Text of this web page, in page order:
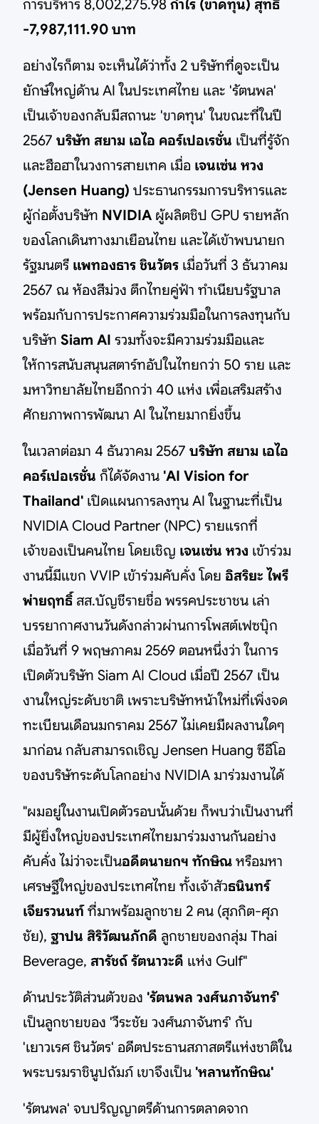
การบริหาร 8,002,275.98 กำไร (ขาดทุน) สุทธิ
-7,987,111.90 บาท
อย่างไรก็ตาม จะเห็นได้ว่าทั้ง 2 บริษัทที่ดูจะเป็น
ยักษ์ใหญ่ด้าน AI ในประเทศไทย และ 'รัตนพล'
เป็นเจ้าของกลับมีสถานะ 'ขาดทุน' ในขณะที่ในปี
2567 บริษัท สยาม เอไอ คอร์เปอเรชั่น เป็นที่รู้จัก
และฮือฮาในวงการสายเทค เมื่อ เจนเซ่น หวง
(Jensen Huang) ประธานกรรมการบริหารและ
ผู้ก่อตั้งบริษัท NVIDIA ผู้ผลิตชิป GPU รายหลัก
ของโลกเดินทางมาเยือนไทย และได้เข้าพบนายก
รัฐมนตรี แพทองธาร ชินวัตร เมื่อวันที่ 3 ธันวาคม
2567 ณ ห้องสีม่วง ตึกไทยคู่ฟ้า ทำเนียบรัฐบาล
พร้อมกับการประกาศความร่วมมือในการลงทุนกับ
บริษัท Siam AI รวมทั้งจะมีความร่วมมือและ
ให้การสนับสนุนสตาร์ทอัปในไทยกว่า 50 ราย และ
มหาวิทยาลัยไทยอีกกว่า 40 แห่ง เพื่อเสริมสร้าง
ศักยภาพการพัฒนา AI ในไทยมากยิ่งขึ้น
ในเวลาต่อมา 4 ธันวาคม 2567 บริษัท สยาม เอไอ
คอร์เปอเรชั่น ก็ได้จัดงาน 'AI Vision for
Thailand' เปิดแผนการลงทุน AI ในฐานะที่เป็น
NVIDIA Cloud Partner (NPC) รายแรกที่
เจ้าของเป็นคนไทย โดยเชิญ เจนเซ่น หวง เข้าร่วม
งานนี้มีแขก VVIP เข้าร่วมคับคั่ง โดย อิสริยะ ไพรี
พ่ายฤทธิ์ สส.บัญชีรายชื่อ พรรคประชาชน เล่า
บรรยากาศงานวันดังกล่าวผ่านการโพสต์เฟซบุ๊ก
เมื่อวันที่ 9 พฤษภาคม 2569 ตอนหนึ่งว่า ในการ
เปิดตัวบริษัท Siam AI Cloud เมื่อปี 2567 เป็น
งานใหญ่ระดับชาติ เพราะบริษัทหน้าใหม่ที่เพิ่งจด
ทะเบียนเดือนมกราคม 2567 ไม่เคยมีผลงานใดๆ
มาก่อน กลับสามารถเชิญ Jensen Huang ซีอีโอ
ของบริษัทระดับโลกอย่าง NVIDIA มาร่วมงานได้
"ผมอยู่ในงานเปิดตัวรอบนั้นด้วย ก็พบว่าเป็นงานที่
มีผู้ยิ่งใหญ่ของประเทศไทยมาร่วมงานกันอย่าง
คับคั่ง ไม่ว่าจะเป็นอดีตนายกฯ ทักษิณ หรือมหา
เศรษฐีใหญ่ของประเทศไทย ทั้งเจ้าสัวธนินทร์
เจียรวนนท์ที่มาพร้อมลูกชาย 2 คน (สุภกิต-ศุภ
ชัย), ฐาปน สิริวัฒนภักดี ลูกชายของกลุ่ม Thai
Beverage, สารัชถ์ รัตนาวะดี แห่ง Gulf"
ด้านประวัติส่วนตัวของ 'รัตนพล วงศ์นภาจันทร์'
เป็นลูกชายของ 'วีระชัย วงศ์นภาจันทร์' กับ
'เยาวเรศ ชินวัตร' อดีตประธานสภาสตรีแห่งชาติใน
พระบรมราชินูปถัมภ์ เขาจึงเป็น 'หลานทักษิณ'
'รัตนพล' จบปริญญาตรีด้านการตลาดจาก